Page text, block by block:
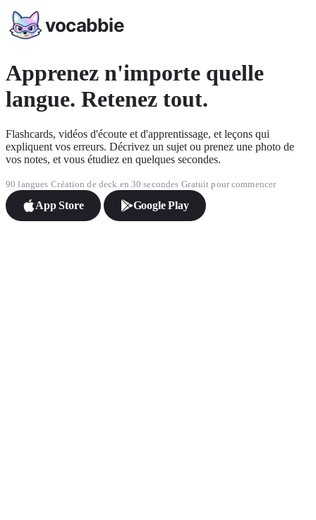
vocabbie
Apprenez n'importe quelle
langue. Retenez tout.
Flashcards, vidéos d'écoute et d'apprentissage, et leçons qui
expliquent vos erreurs. Décrivez un sujet ou prenez une photo de
vos notes, et vous étudiez en quelques secondes.
90 langues Création de deck en 30 secondes Gratuit pour commencer
App Store Google Play